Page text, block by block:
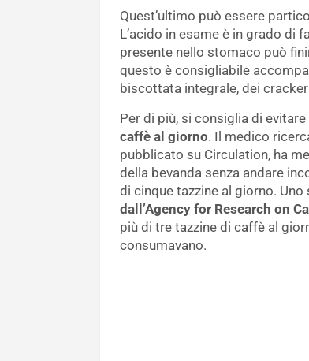
Quest’ultimo può essere
L’acido in esame è in grado di
presente nello stomaco può
questo è consigliabile
biscottata integrale, dei
Per di più, si consiglia di
caffè al giorno. Il medico
pubblicato su Circulation, ha
della bevanda senza andare
di cinque tazzine al giorno.
dall’Agency for Research on
più di tre tazzine di caffè al
consumavano.